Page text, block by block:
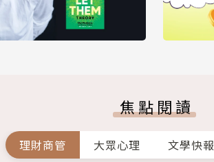
焦點閱讀
理財商管 大眾心理 文學快報